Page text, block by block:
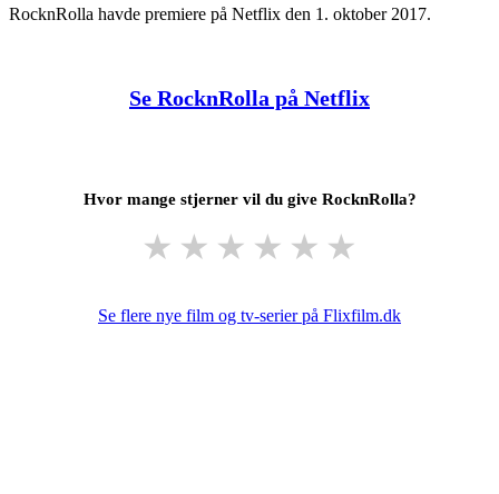
RocknRolla havde premiere på Netflix den 1. oktober 2017.
Se RocknRolla på Netflix
Hvor mange stjerner vil du give RocknRolla?
★ ★ ★ ★ ★ ★
Se flere nye film og tv-serier på Flixfilm.dk